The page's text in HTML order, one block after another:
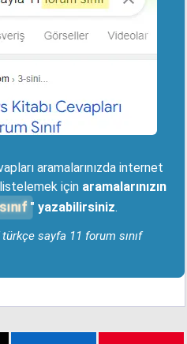
aramalarınızda internet
için aramalarınızın
" yazabilirsiniz.
türkçe sayfa 11 forum sınıf